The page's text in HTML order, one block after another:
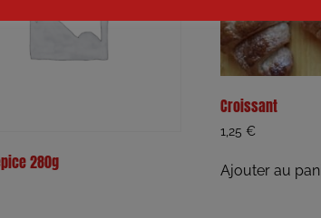
280g
Croissant
1,25€
Ajouter au